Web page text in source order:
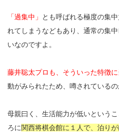
「過集中」
とも呼ばれる極度の集
れてしまうなどもあり、通常の集
いなのですよ。
藤井聡太プロも、そういった特徴
動がみられたため、噂されているの
母親曰く、生活能力が低いという
ろに関西将棋会館に１人で、泊り